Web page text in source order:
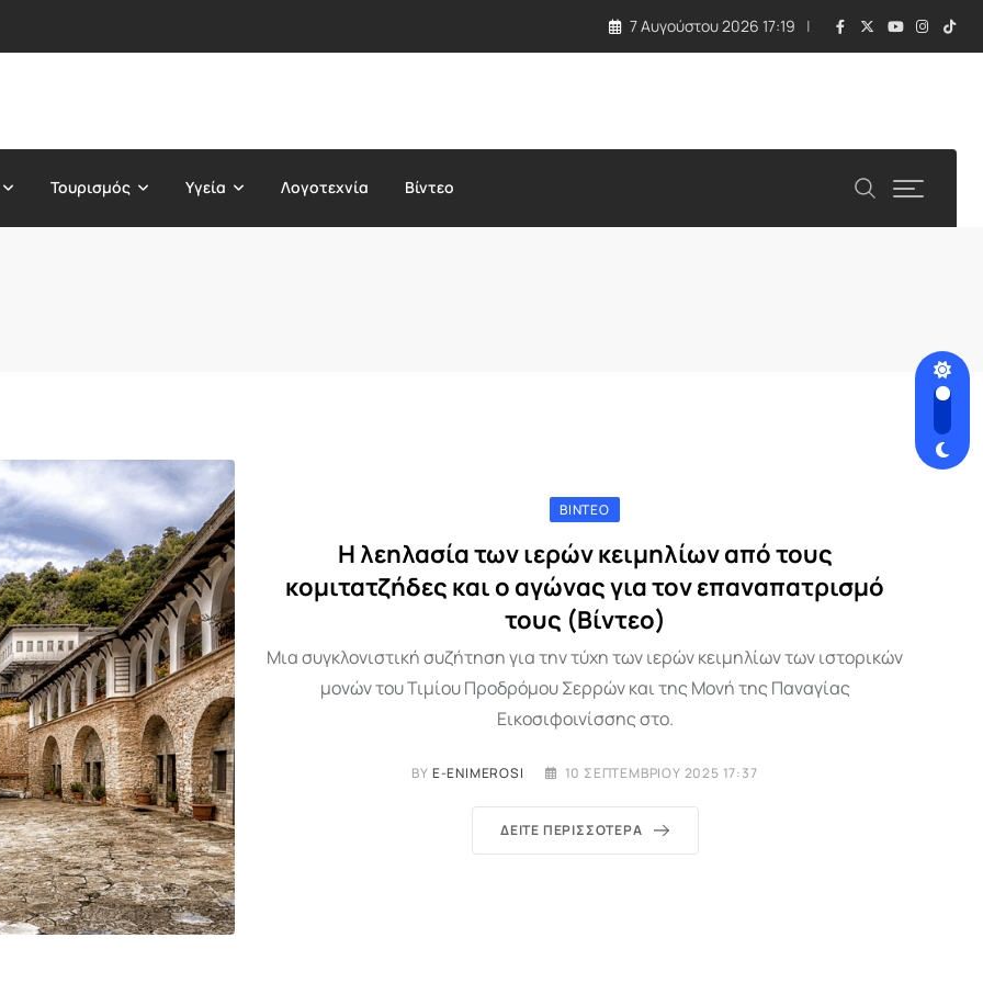
7 Αυγούστου 2026 17:19
Τουρισμός Υγεία Λογοτεχνία Βίντεο
ΒΊΝΤΕΟ
Η λεηλασία των ιερών κειμηλίων από τους
κομιτατζήδες και ο αγώνας για τον επαναπατρισμό
τους (Βίντεο)
Μια συγκλονιστική συζήτηση για την τύχη των ιερών κειμηλίων των ιστορικών
μονών του Τιμίου Προδρόμου Σερρών και της Μονή της Παναγίας
Εικοσιφοινίσσης στο.
BY E-ENIMEROSI 10 ΣΕΠΤΕΜΒΡΊΟΥ 2025 17:37
ΔΕΊΤΕ ΠΕΡΙΣΣΌΤΕΡΑ